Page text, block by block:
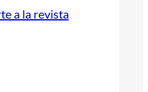
a la revista